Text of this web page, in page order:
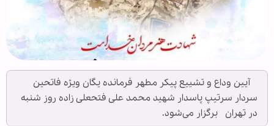
آیین وداع و تشییع پیکر مطهر فرمانده یگان ویژه فاتحین
سردار سرتیپ پاسدار شهید محمد علی فتحعلی زاده روز شنبه
در تهران برگزار می‌شود.